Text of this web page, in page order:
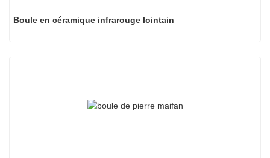
Boule en céramique infrarouge lointain